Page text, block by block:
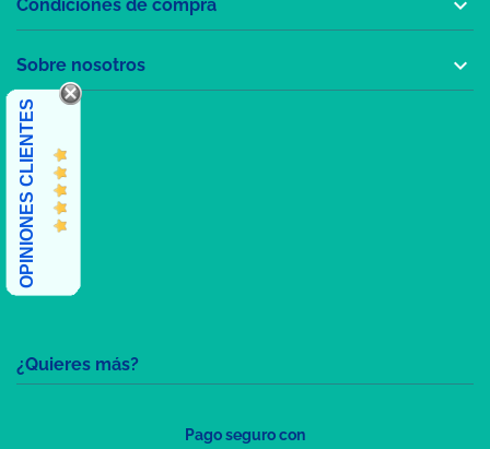
¿Quieres más?
Condiciones de compra
Sobre nosotros 
OPINIONES CLIENTES
Pago seguro con